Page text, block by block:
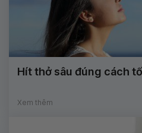
Hít thở sâu đúng cách
Xem thêm